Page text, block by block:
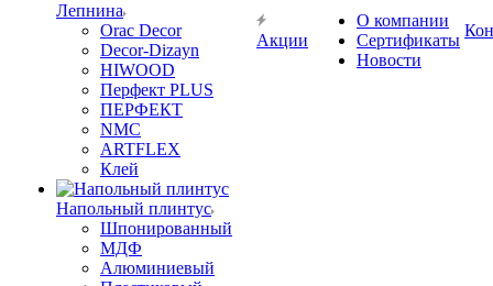
Лепнина
Orac Decor
Decor-Dizayn
HIWOOD
Перфект PLUS
ПЕРФЕКТ
NMC
ARTFLEX
Клей
Напольный плинтус
Шпонированный
МДФ
Алюминиевый
Акции
О компании
Сертификаты
Новости